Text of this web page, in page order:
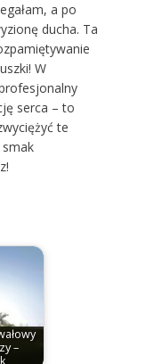
a po
ducha. Ta
W
serca – to
te
–